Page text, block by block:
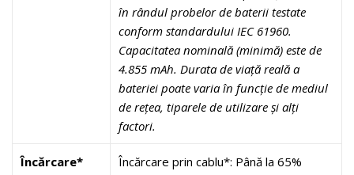
în rândul probelor de baterii testate
conform standardului IEC 61960.
Capacitatea nominală (minimă) este de
4.855 mAh. Durata de viață reală a
bateriei poate varia în funcție de mediul
de rețea, tiparele de utilizare și alți
factori.
Încărcare*
Încărcare prin cablu*: Până la 65%